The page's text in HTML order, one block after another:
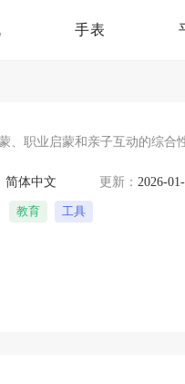
手表
、职业启蒙和亲子互动的综合
简体中文 更新： 2026-
教育 工具